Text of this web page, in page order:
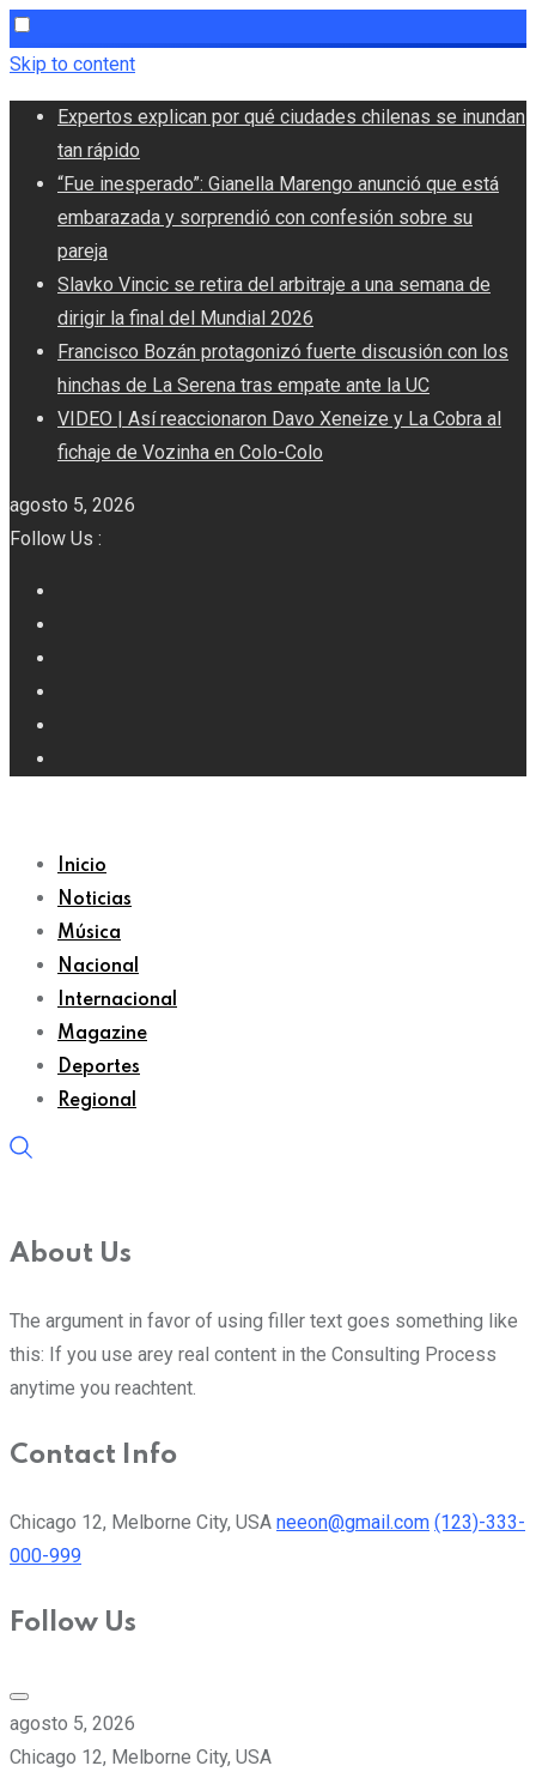
Skip to content
Expertos explican por qué ciudades chilenas se inundan
tan rápido
“Fue inesperado”: Gianella Marengo anunció que está
embarazada y sorprendió con confesión sobre su
pareja
Slavko Vincic se retira del arbitraje a una semana de
dirigir la final del Mundial 2026
Francisco Bozán protagonizó fuerte discusión con los
hinchas de La Serena tras empate ante la UC
VIDEO | Así reaccionaron Davo Xeneize y La Cobra al
fichaje de Vozinha en Colo-Colo
agosto 5, 2026
Follow Us :
Inicio
Noticias
Música
Nacional
Internacional
Magazine
Deportes
Regional
About Us
The argument in favor of using filler text goes something like
this: If you use arey real content in the Consulting Process
anytime you reachtent.
Contact Info
Chicago 12, Melborne City, USA neeon@gmail.com (123)-333-
000-999
Follow Us
agosto 5, 2026
Chicago 12, Melborne City, USA